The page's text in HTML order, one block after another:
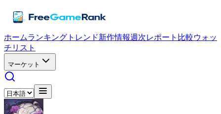
ホームランキング トレンド新作情報週次レポート 比較ウォッ
チリスト
マーケット